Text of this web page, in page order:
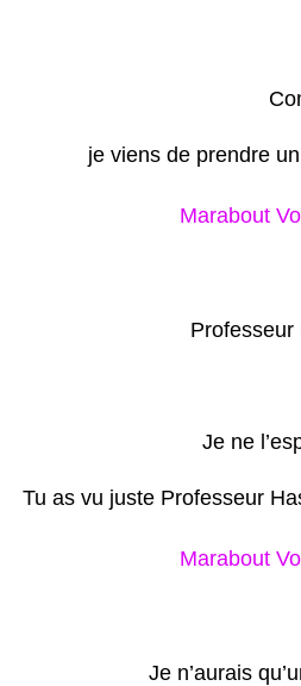
je viens de prendre
Marabout
Professeur
Je ne
Tu as vu juste Professeur
Marabout
Je n’aurais